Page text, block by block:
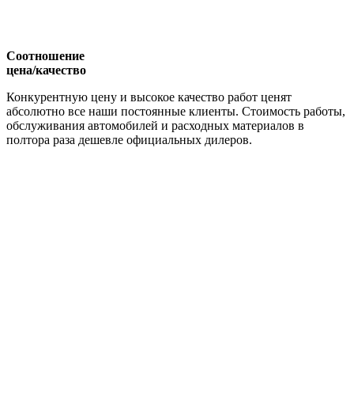
Соотношение
цена/качество
Конкурентную цену и высокое качество работ ценят
абсолютно все наши постоянные клиенты. Стоимость работы,
обслуживания автомобилей и расходных материалов в
полтора раза дешевле официальных дилеров.